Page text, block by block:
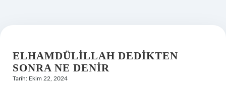
ELHAMDÜLILLAH DEDIKTEN
SONRA NE DENIR
Tarih: Ekim 22, 2024